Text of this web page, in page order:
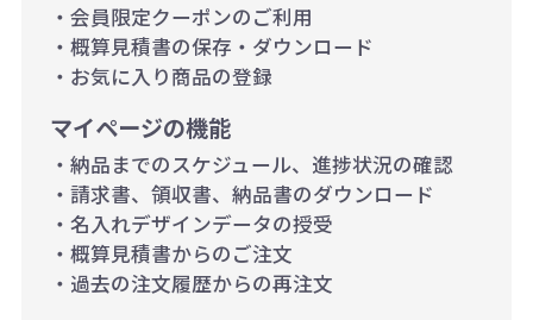
・会員限定クーポンのご利用
・概算見積書の保存・ダウンロード
・お気に入り商品の登録
マイページの機能
・納品までのスケジュール、進捗状況の確認
・請求書、領収書、納品書のダウンロード
・名入れデザインデータの授受
・概算見積書からのご注文
・過去の注文履歴からの再注文